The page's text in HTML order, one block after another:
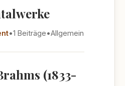
•1 Beiträge•Allgemein
(1833-